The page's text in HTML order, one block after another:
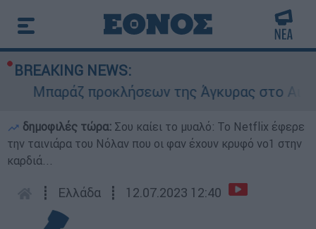
BREAKING NEWS:
Μπαράζ προκλήσεων της Άγκυρας στο
δημοφιλές τώρα: Σου καίει το μυαλό: Το Netflix έφερε
την ταινιάρα του Νόλαν που οι φαν έχουν κρυφό νο1 στην
καρδιά...
┋ Ελλάδα ┋ 12.07.2023 12:40